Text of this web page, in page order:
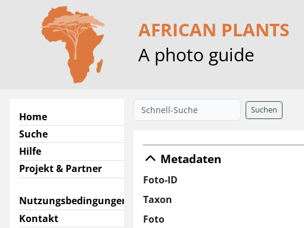
AFRICAN PLANTS
A photo guide
Home
Suche
Hilfe
Projekt & Partner
Nutzungsbedingungen
Kontakt
Suchen
Metadaten
Foto-ID
Taxon
Foto